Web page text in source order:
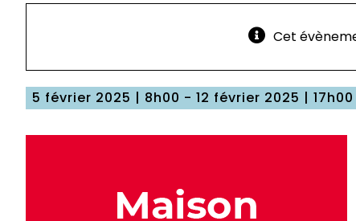
Cet
5 février 2025 | 8h00 - 12 février 2025 | 17h00